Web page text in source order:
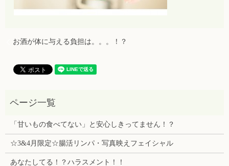
お酒が体に与える負担は。。。！？
「甘いもの食べてない」と安心しきってません！？
☆3&4月限定☆腸活リンパ・写真映えフェイシャル
あなたしてる！？ハラスメント！！